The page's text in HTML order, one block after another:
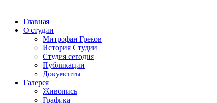
Главная
О студии
Митрофан Греков
История Студии
Студия сегодня
Публикации
Документы
Галерея
Живопись
Графика